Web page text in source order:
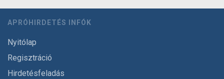
APRÓHIRDETÉS INFÓK
Nyitólap
Regisztráció
Hirdetésfeladás